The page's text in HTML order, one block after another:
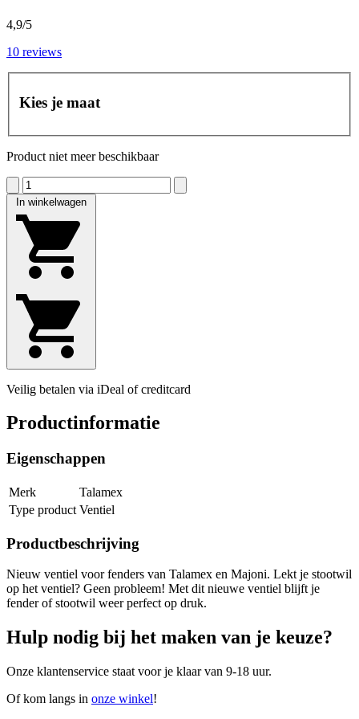
4,9/5
10 reviews
Kies je maat
Product niet meer beschikbaar
In winkelwagen
Veilig betalen via iDeal of creditcard
Productinformatie
Eigenschappen
Merk
Talamex
Type product Ventiel
Productbeschrijving
Nieuw ventiel voor fenders van Talamex en Majoni. Lekt je stootwil
op het ventiel? Geen probleem! Met dit nieuwe ventiel blijft je
fender of stootwil weer perfect op druk.
Hulp nodig bij het maken van je keuze?
Onze klantenservice staat voor je klaar van 9-18 uur.
Of kom langs in onze winkel!